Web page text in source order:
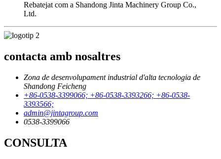
Rebatejat com a Shandong Jinta Machinery Group Co.,
Ltd.
contacta amb nosaltres
Zona de desenvolupament industrial d'alta tecnologia de
Shandong Feicheng
+86-0538-3399066; +86-0538-3393266; +86-0538-
3393566;
admin@jintagroup.com
0538-3399066
CONSULTA